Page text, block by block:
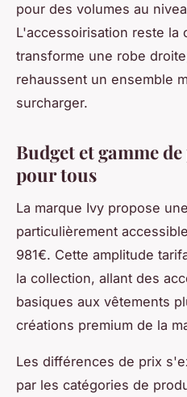
pour des volumes au
L'accessoirisation reste la
transforme une robe
rehaussent un ensemble
surcharger.
Budget et gamme
pour tous
La marque Ivy propose une
particulièrement
981€. Cette amplitude
la collection, allant des
basiques aux vêtements
créations premium de la
Les différences de prix
par les catégories de